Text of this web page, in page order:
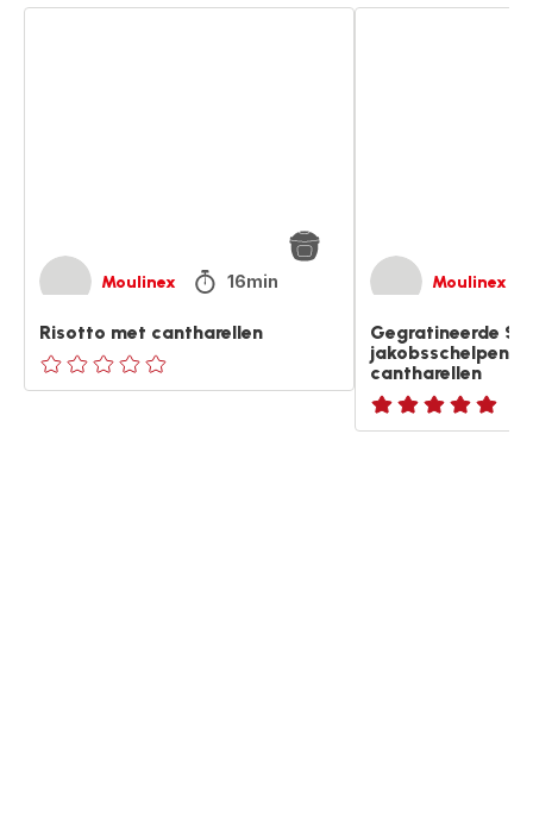
Moulinex 16min
Risotto met cantharellen
ratings.0
Moulinex
Gegratineerde
jakobsschelpen
cantharellen
ratings.NaN